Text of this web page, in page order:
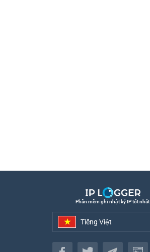
Phần mềm ghi nhật ký IP tốt nhất
Tiếng Việt
Tiếng Việt